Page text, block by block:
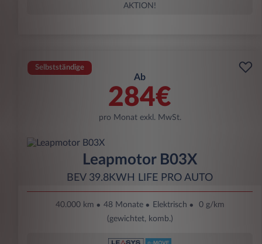
AKTION!
Selbstständige
Ab
284€
pro Monat exkl. MwSt.
Leapmotor B03X
BEV 39.8KWH LIFE PRO AUTO
40.000 km 48 Monate Elektrisch
0 g/km
(gewichtet, komb.)